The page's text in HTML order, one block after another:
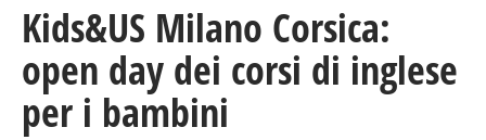
Kids&US Milano Corsica:
open day dei corsi di inglese
per i bambini